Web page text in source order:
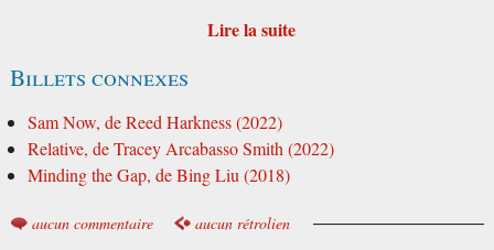
Lire la suite
Billets connexes
Sam Now, de Reed Harkness (2022)
Relative, de Tracey Arcabasso Smith (2022)
Minding the Gap, de Bing Liu (2018)
aucun commentaire aucun rétrolien